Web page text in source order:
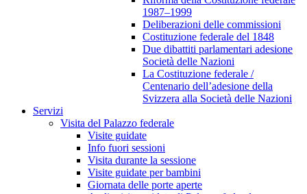
1987–1999
Deliberazioni delle commissioni
Costituzione federale del 1848
Due dibattiti parlamentari adesione
Società delle Nazioni
La Costituzione federale /
Centenario dell’adesione della
Svizzera alla Società delle Nazioni
Servizi
Visita del Palazzo federale
Visite guidate
Info fuori sessioni
Visita durante la sessione
Visite guidate per bambini
Giornata delle porte aperte